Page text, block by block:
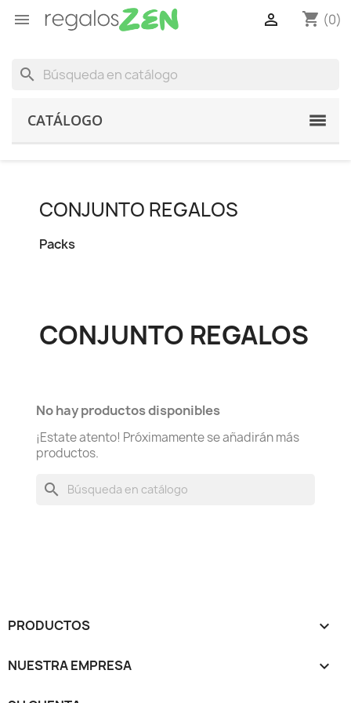
 shopping_cart (0)

search
CATÁLOGO
CONJUNTO REGALOS
Packs
CONJUNTO REGALOS
No hay productos disponibles
¡Estate atento! Próximamente se añadirán más
productos.
search
PRODUCTOS 
NUESTRA EMPRESA 